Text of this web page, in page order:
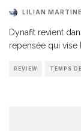
LILIAN
Dynafit revient
repensée qui
REVIEW TEMPS